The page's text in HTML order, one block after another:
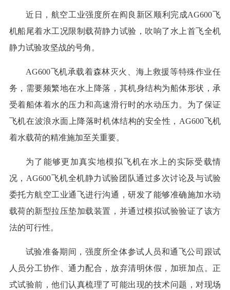
近日，航空工业强度所在阎良新区顺利完成AG600飞
机船尾着水工况限制载荷静力试验，吹响了水上首飞全机
静力试验攻坚战的号角。
AG600飞机承载着森林灭火、海上救援等特殊作业任
务，需要频繁地在水上降落，其机身结构为船体形状，承
受着船体着水的压力和高速滑行时的水动压力。为了保证
飞机在波浪水面上降落时机体结构的安全性，AG600飞机
着水载荷的精准施加至关重要。
为了能够更加真实地模拟飞机在水上的实际受载情
况，AG600飞机全机静力试验团队通过多次讨论及与试验
委托方航空工业通飞进行沟通，研发了能够准确施加水动
载荷的新型拉压垫加载装置，并通过模拟试验验证了该方
法的可行性。
试验准备期间，强度所全体参试人员和通飞公司跟试
人员分工协作、通力配合，放弃清明休假，加班加点。正
式试验前，他们认真梳理了可能出现的技术问题，对现场